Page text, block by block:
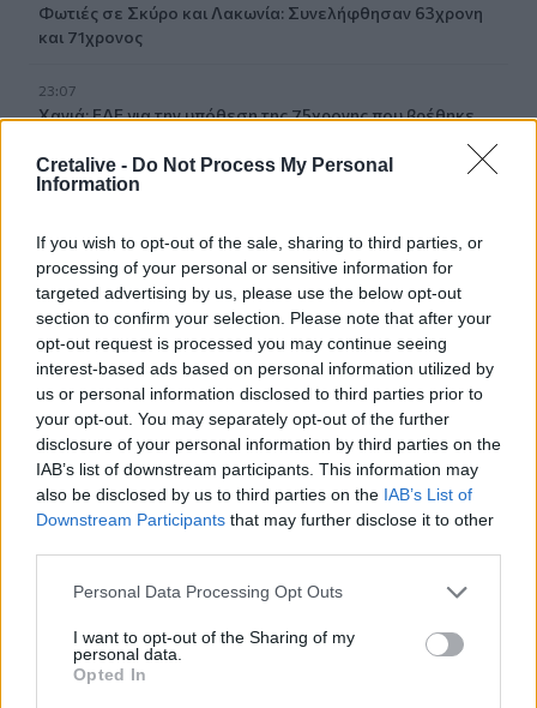
Cretalive - Do Not Process My Personal
Information
If you wish to opt-out of the sale, sharing to third parties, or
processing of your personal or sensitive information for
targeted advertising by us, please use the below opt-out
section to confirm your selection. Please note that after your
opt-out request is processed you may continue seeing
interest-based ads based on personal information utilized by
us or personal information disclosed to third parties prior to
your opt-out. You may separately opt-out of the further
disclosure of your personal information by third parties on the
IAB’s list of downstream participants. This information may
also be disclosed by us to third parties on the IAB’s List of
Downstream Participants that may further disclose it to other
Personal Data Processing Opt Outs
I want to opt-out of the Sharing of my
personal data.
Opted In
Φωτιές σε Σκύρο και Λακωνία: Συνελήφθησαν 63χρονη
και 71χρονος
23:07
Χανιά: ΕΔΕ για την υπόθεση της 75χρονης που βρέθηκε
23:00
βαθμών
22:32
Υπόθεση Marfin: Έφθασε στην Ελλάδα η 46χρονη
κατηγορούμενη για εμπρησμό
22:30
Αυτές είναι οι πιο επικίνδυνες εβδομάδες για μεγάλες
πυρκαγιές
22:21
Χρήστος Δάντης: «Δεν περίμενα την αχαριστία, 22 χρόνια
Ξεκινούν τα δοκιμαστικά δρομολόγια της επέκτασης του
Μετρό Θεσσαλονίκης